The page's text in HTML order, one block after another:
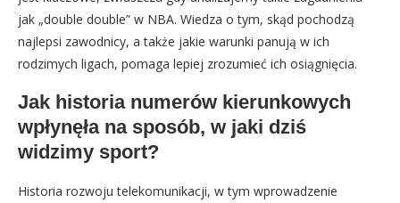
jak „double double” w NBA. Wiedza o tym, skąd pochodzą
najlepsi zawodnicy, a także jakie warunki panują w ich
rodzimych ligach, pomaga lepiej zrozumieć ich osiągnięcia.
Jak historia numerów kierunkowych
wpłynęła na sposób, w jaki dziś
widzimy sport?
Historia rozwoju telekomunikacji, w tym wprowadzenie